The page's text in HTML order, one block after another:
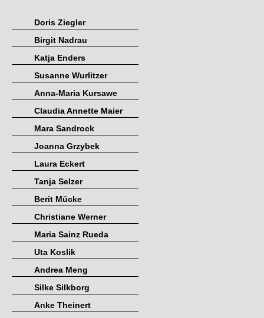
Doris Ziegler
Birgit Nadrau
Katja Enders
Susanne Wurlitzer
Anna-Maria Kursawe
Claudia Annette Maier
Mara Sandrock
Joanna Grzybek
Laura Eckert
Tanja Selzer
Berit Mücke
Christiane Werner
Maria Sainz Rueda
Uta Koslik
Andrea Meng
Silke Silkborg
Anke Theinert